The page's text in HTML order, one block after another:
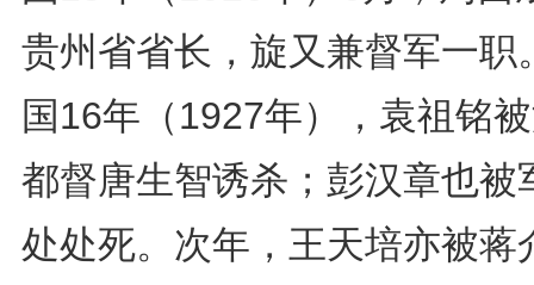
贵州省省长，旋又兼督军一职
国16年（1927年），袁祖铭
都督唐生智诱杀；彭汉章也被
处处死。次年，王天培亦被蒋